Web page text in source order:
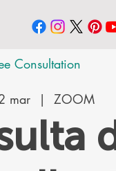
Consultation
mar
  |
ZOOM